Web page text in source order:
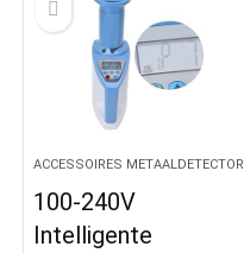
ACCESSOIRES METAALDETECTOR
100-240V
Intelligente